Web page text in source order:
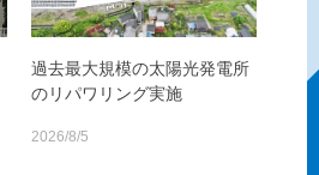
過去最大規模の太陽光発電所
のリパワリング実施
2026/8/5